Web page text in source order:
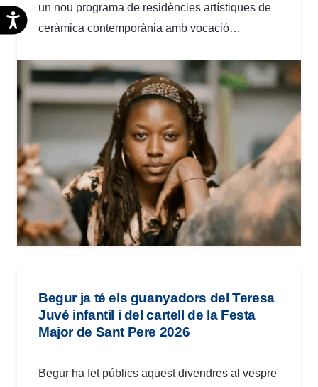
Accesibilidad
un nou programa de residències artístiques de
ceràmica contemporània amb vocació…
Begur ja té els guanyadors del Teresa
Juvé infantil i del cartell de la Festa
Major de Sant Pere 2026
Begur ha fet públics aquest divendres al vespre